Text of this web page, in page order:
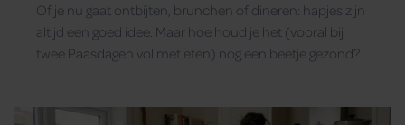
Of je nu gaat ontbijten, brunchen of dineren: hapjes zijn
altijd een goed idee. Maar hoe houd je het (vooral bij
twee Paasdagen vol met eten) nog een beetje gezond?